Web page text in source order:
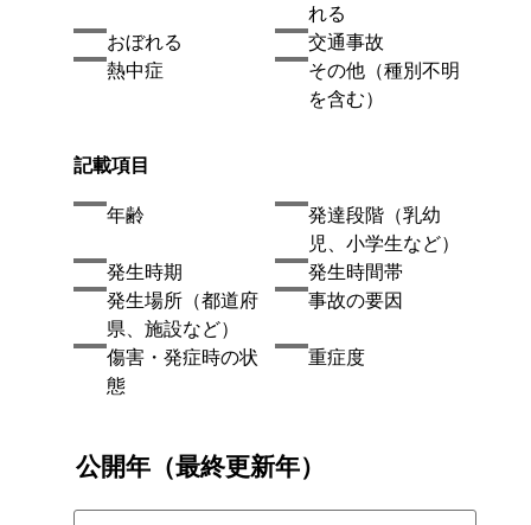
れる
おぼれる
交通事故
熱中症
その他（種別不明
を含む）
記載項目
年齢
発達段階（乳幼
児、小学生など）
発生時期
発生時間帯
発生場所（都道府
県、施設など）
事故の要因
傷害・発症時の状
態
重症度
公開年（最終更新年）